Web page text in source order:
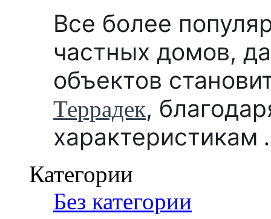
Все более
частных домов,
объектов
Террадек,
характеристикам
Категории
Без категории